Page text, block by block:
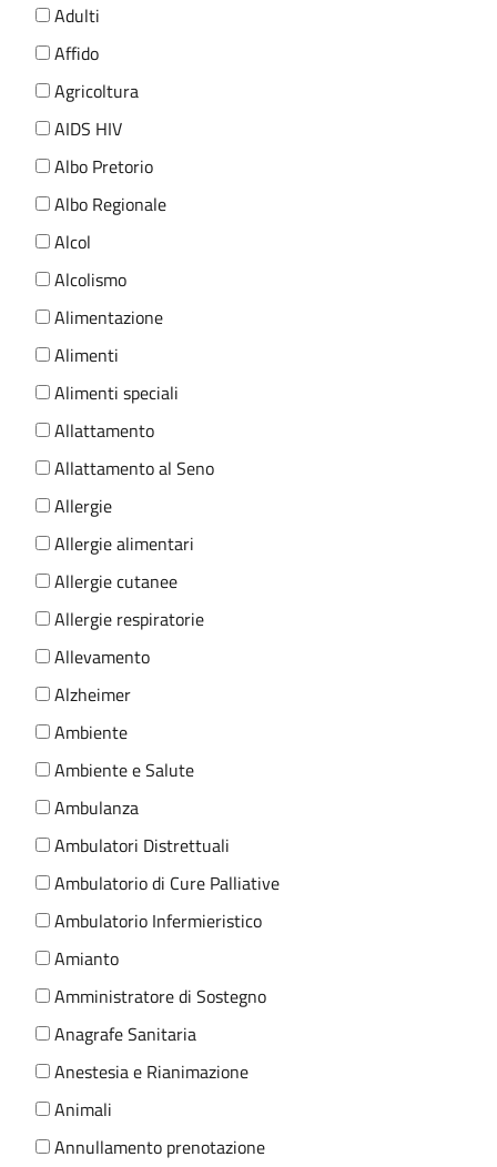
Adulti
Affido
Agricoltura
AIDS HIV
Albo Pretorio
Albo Regionale
Alcol
Alcolismo
Alimentazione
Alimenti
Alimenti speciali
Allattamento
Allattamento al Seno
Allergie
Allergie alimentari
Allergie cutanee
Allergie respiratorie
Allevamento
Alzheimer
Ambiente
Ambiente e Salute
Ambulanza
Ambulatori Distrettuali
Ambulatorio di Cure Palliative
Ambulatorio Infermieristico
Amianto
Amministratore di Sostegno
Anagrafe Sanitaria
Anestesia e Rianimazione
Animali
Annullamento prenotazione